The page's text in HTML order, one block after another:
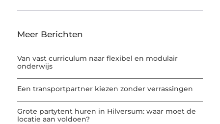
Meer Berichten
Van vast curriculum naar flexibel en modulair
onderwijs
Een transportpartner kiezen zonder verrassingen
Grote partytent huren in Hilversum: waar moet de
locatie aan voldoen?